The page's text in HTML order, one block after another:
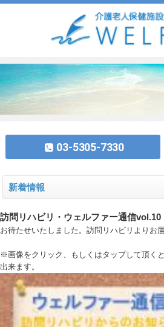
03-5305-7330
新着情報
訪問リハビリ・ウェルファー通信vol.10
お待たせいたしました。訪問リハビリよりお
※画像をクリック、もしくはタップして頂く
出来ます。